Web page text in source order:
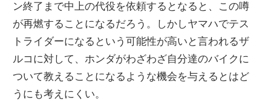
ン終了まで中上の代役を依頼するとなると、この噂
が再燃することになるだろう。しかしヤマハでテス
トライダーになるという可能性が高いと言われるザ
ルコに対して、ホンダがわざわざ自分達のバイクに
ついて教えることになるような機会を与えるとはど
うにも考えにくい。